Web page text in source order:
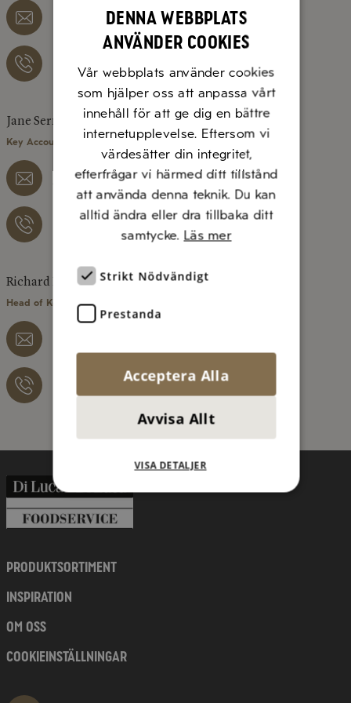
anna.lofgren@diluca.se
Jane Sernemo
Key Account Manager, Region Väst/Syd
jane.sernemo@diluca.se
Richard Hermansson
Head of Key Account Manager
076 – 526 41 21
PRODUKTSORTIMENT
INSPIRATION
OM OSS
COOKIEINSTÄLLNINGAR
Denna webbplats
använder cookies
Vår webbplats använder cookies
som hjälper oss att anpassa vårt
innehåll för att ge dig en bättre
internetupplevelse. Eftersom vi
värdesätter din integritet,
efterfrågar vi härmed ditt tillstånd
att använda denna teknik. Du kan
alltid ändra eller dra tillbaka ditt
samtycke. Läs mer
Strikt Nödvändigt
Prestanda
Acceptera Alla
Avvisa Allt
VISA DETALJER